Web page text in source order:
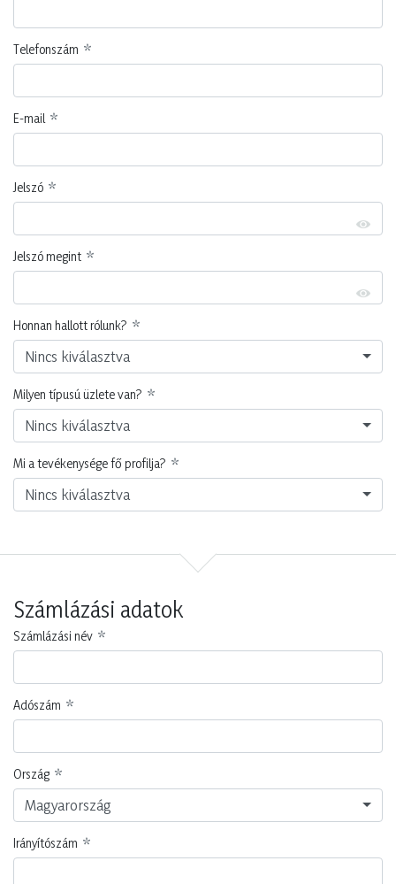
Telefonszám
E-mail
Jelszó
Jelszó megint
Honnan hallott rólunk?
Nincs kiválasztva
Milyen típusú üzlete van?
Nincs kiválasztva
Mi a tevékenysége fő profilja?
Nincs kiválasztva
Számlázási adatok
Számlázási név
Adószám
Ország
Magyarország
Irányítószám